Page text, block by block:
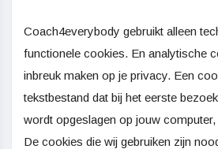
Coach4everybody gebruikt alleen
functionele cookies. En analytische
inbreuk maken op je privacy. Een
tekstbestand dat bij het eerste
wordt opgeslagen op jouw
De cookies die wij gebruiken zijn